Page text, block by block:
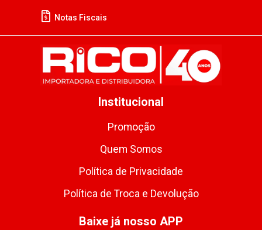
Notas Fiscais
Institucional
Promoção
Quem Somos
Política de Privacidade
Política de Troca e Devolução
Baixe já nosso APP